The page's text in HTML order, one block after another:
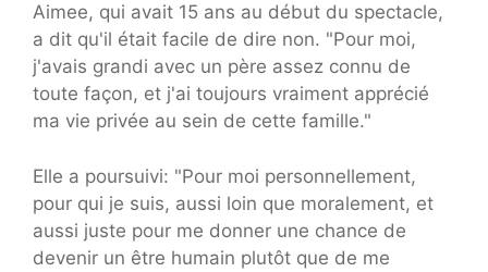
Aimee, qui avait 15 ans au début du spectacle,
a dit qu'il était facile de dire non. "Pour moi,
j'avais grandi avec un père assez connu de
toute façon, et j'ai toujours vraiment apprécié
ma vie privée au sein de cette famille."
Elle a poursuivi: "Pour moi personnellement,
pour qui je suis, aussi loin que moralement, et
aussi juste pour me donner une chance de
devenir un être humain plutôt que de me